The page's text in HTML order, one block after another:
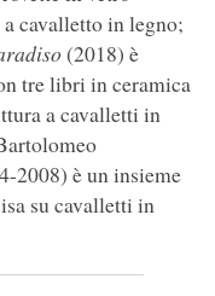
cavalletto in legno;
(2018) è
tre libri in ceramica
a cavalletti in
2008) è un insieme
su cavalletti in